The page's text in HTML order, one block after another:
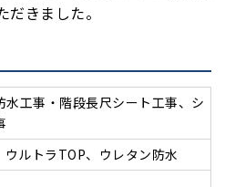
きました。
水工事・階段長尺シート工事、シ
ウルトラTOP、ウレタン防水